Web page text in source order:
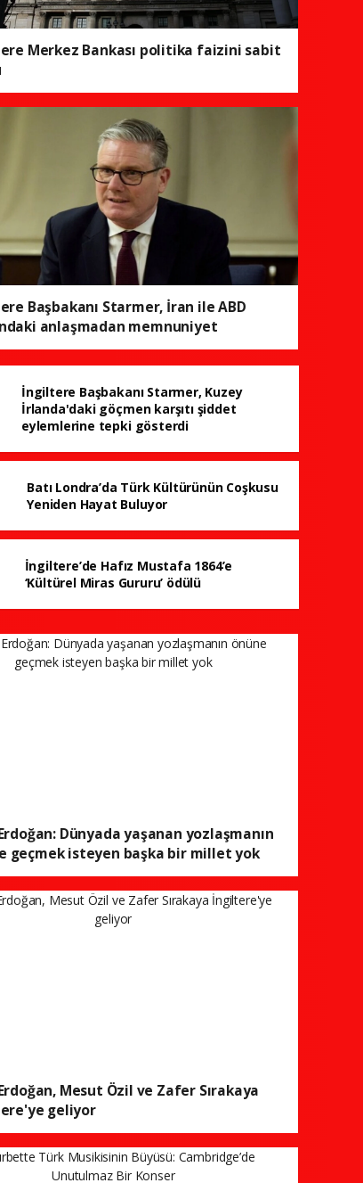
Merkez Bankası politika faizini sabit
Başbakanı Starmer, İran ile ABD
anlaşmadan memnuniyet
açıkladı
İngiltere Başbakanı Starmer, Kuzey
İrlanda'daki göçmen karşıtı şiddet
eylemlerine tepki gösterdi
Batı Londra’da Türk Kültürünün Coşkusu
Yeniden Hayat Buluyor
İngiltere’de Hafız Mustafa 1864’e
‘Kültürel Miras Gururu’ ödülü
Dünyada yaşanan yozlaşmanın
geçmek isteyen başka bir millet yok
Mesut Özil ve Zafer Sırakaya
geliyor